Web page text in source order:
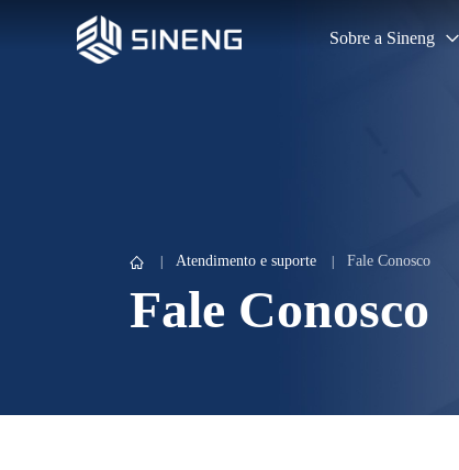
Sobre a Sineng
Fale Conosco
Atendimento e suporte Fale Conosco